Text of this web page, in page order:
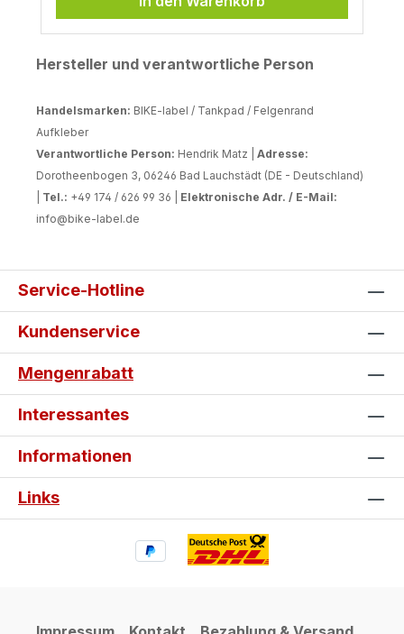
Hersteller und verantwortliche Person
Handelsmarken: BIKE-label / Tankpad / Felgenrand
Aufkleber
Verantwortliche Person: Hendrik Matz | Adresse:
Dorotheenbogen 3, 06246 Bad Lauchstädt (DE - Deutschland)
Tel.: +49 174 / 626 99 36 | Elektronische Adr. / E-Mail:
info@bike-label.de
Service-Hotline
Kundenservice
Mengenrabatt
Interessantes
Informationen
Links